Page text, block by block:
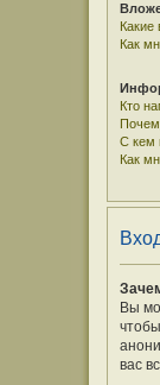
Какие
Как
Кто
С кем
Как
Вы
вас